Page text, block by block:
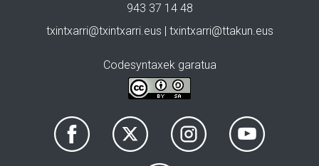
943 37 14 48
txintxarri@txintxarri.eus | txintxarri@ttakun.eus
Codesyntaxek garatua